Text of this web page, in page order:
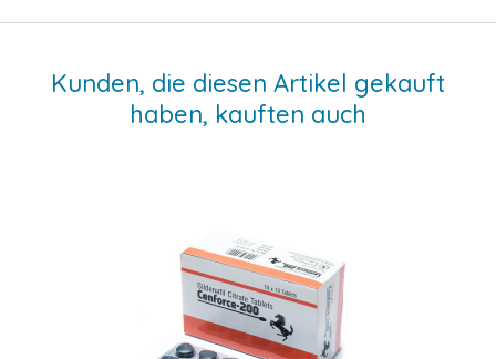
Kunden, die diesen Artikel gekauft
haben, kauften auch